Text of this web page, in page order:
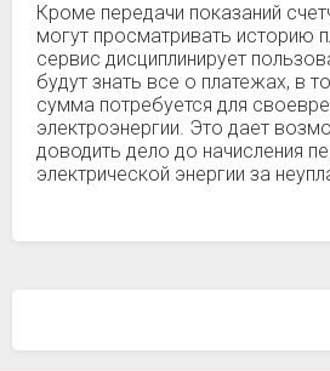
Кроме передачи показаний
могут просматривать историю
сервис дисциплинирует
будут знать все о платежах, в
сумма потребуется для
электроэнергии. Это дает
доводить дело до начисления
электрической энергии за